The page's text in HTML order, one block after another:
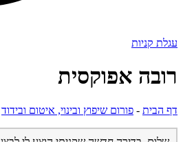
עגלת קניות
רובה אפוקסית
דף הבית - פורום שיפוץ ובינוי, איטום ובידוד